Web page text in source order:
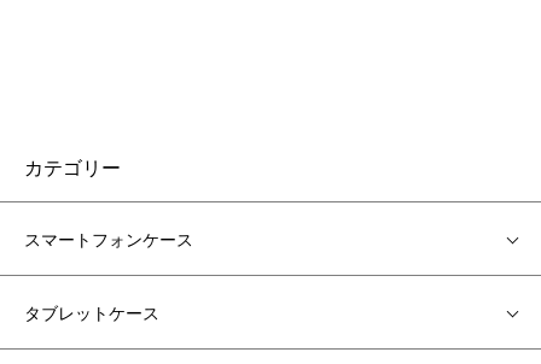
カテゴリー
スマートフォンケース
タブレットケース